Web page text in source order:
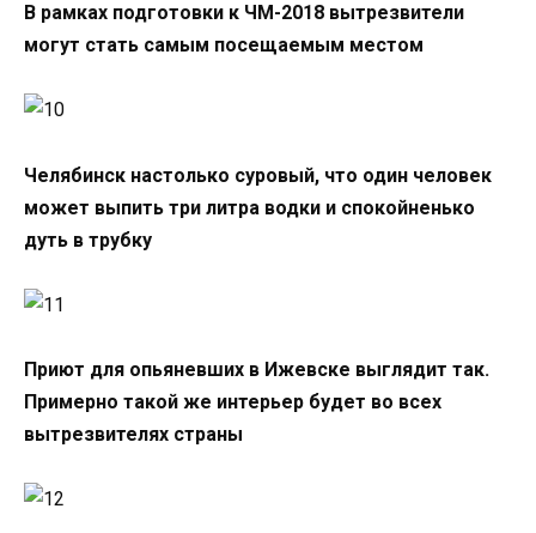
В рамках подготовки к ЧМ-2018 вытрезвители
могут стать самым посещаемым местом
Челябинск настолько суровый, что один человек
может выпить три литра водки и спокойненько
дуть в трубку
Приют для опьяневших в Ижевске выглядит так.
Примерно такой же интерьер будет во всех
вытрезвителях страны